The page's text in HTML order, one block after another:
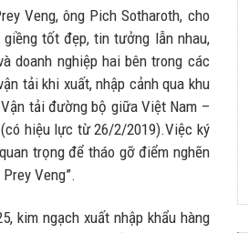
Veng, ông Pich Sotharoth, cho
tốt đẹp, tin tưởng lẫn nhau,
doanh nghiệp hai bên trong các
tải khi xuất, nhập cảnh qua khu
tải đường bộ giữa Việt Nam –
hiệu lực từ 26/2/2019).Việc ký
trọng để tháo gỡ điểm nghẽn
Veng”.
kim ngạch xuất nhập khẩu hàng